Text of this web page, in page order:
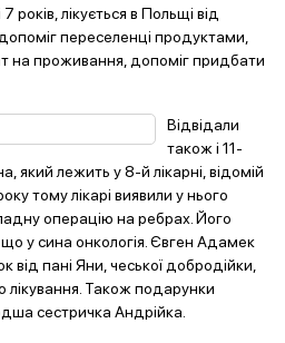
років, лікується в Польщі від
переселенці продуктами,
на проживання, допоміг придбати
Відвідали
також і 11-
який лежить у 8-й лікарні, відомій
тому лікарі виявили у нього
операцію на ребрах. Його
що у сина онкологія. Євген Адамек
пані Яни, чеської добродійки,
Також подарунки
сестричка Андрійка.